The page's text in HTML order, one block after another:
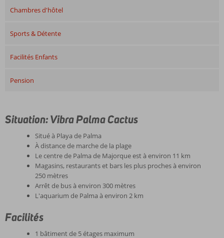
Chambres d'hôtel
Sports & Détente
Facilités Enfants
Pension
Situation: Vibra Palma Cactus
Situé à Playa de Palma
À distance de marche de la plage
Le centre de Palma de Majorque est à environ 11 km
Magasins, restaurants et bars les plus proches à environ
250 mètres
Arrêt de bus à environ 300 mètres
L'aquarium de Palma à environ 2 km
Facilités
1 bâtiment de 5 étages maximum